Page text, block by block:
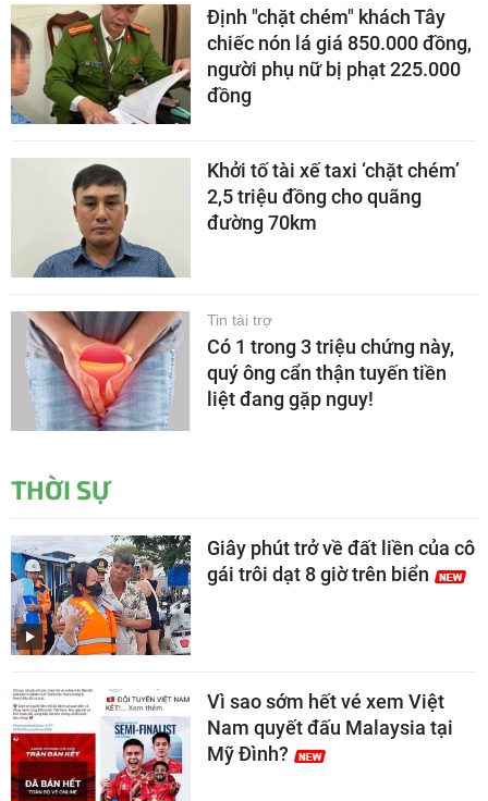
Định "chặt chém" khách Tây
chiếc nón lá giá 850.000 đồng,
người phụ nữ bị phạt 225.000
đồng
Khởi tố tài xế taxi ‘chặt chém’
2,5 triệu đồng cho quãng
đường 70km
Tin tài trợ
Có 1 trong 3 triệu chứng này,
quý ông cẩn thận tuyến tiền
liệt đang gặp nguy!
THỜI SỰ
Giây phút trở về đất liền của cô
gái trôi dạt 8 giờ trên biển
Vì sao sớm hết vé xem Việt
Nam quyết đấu Malaysia tại
Mỹ Đình?